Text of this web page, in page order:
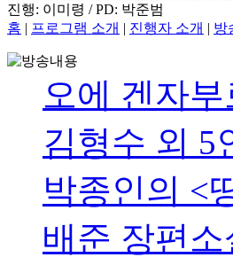
진행: 이미령 / PD: 박준범
홈 | 프로그램 소개 | 진행자 소개 | 방
오에 겐자
김형수 외 5
박종인의 <
배준 장편